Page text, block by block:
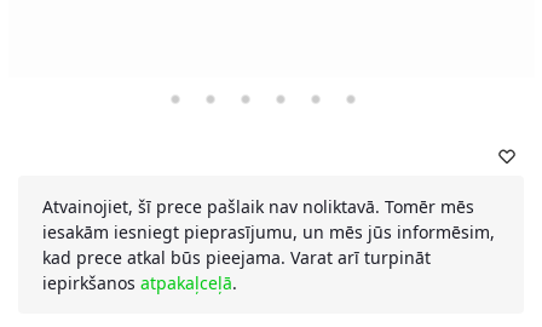
Atvainojiet, šī prece pašlaik nav noliktavā. Tomēr mēs
iesakām iesniegt pieprasījumu, un mēs jūs informēsim,
kad prece atkal būs pieejama. Varat arī turpināt
iepirkšanos atpakaļceļā.